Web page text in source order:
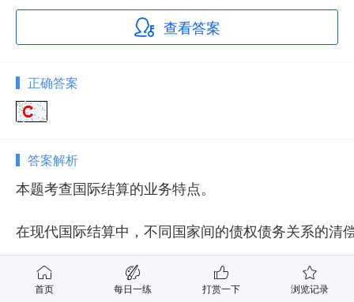
查看答案
正确答案
答案解析
本题考查国际结算的业务特点。
在现代国际结算中，不同国家间的债权债务关系的清
首页 每日一练 打赏一下 浏览记录